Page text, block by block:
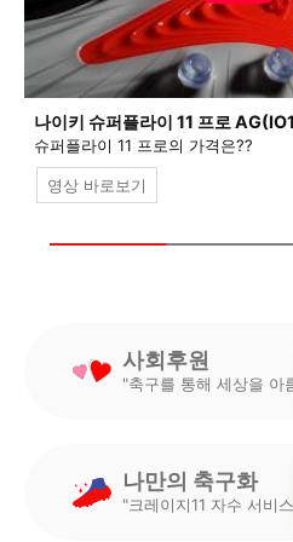
나이키 슈퍼플라이 11 프로
슈퍼플라이 11 프로의 가격은??
영상 바로보기
사회후원
"축구를 통해 세상을 아
나만의 축구화
"크레이지11 자수 서비